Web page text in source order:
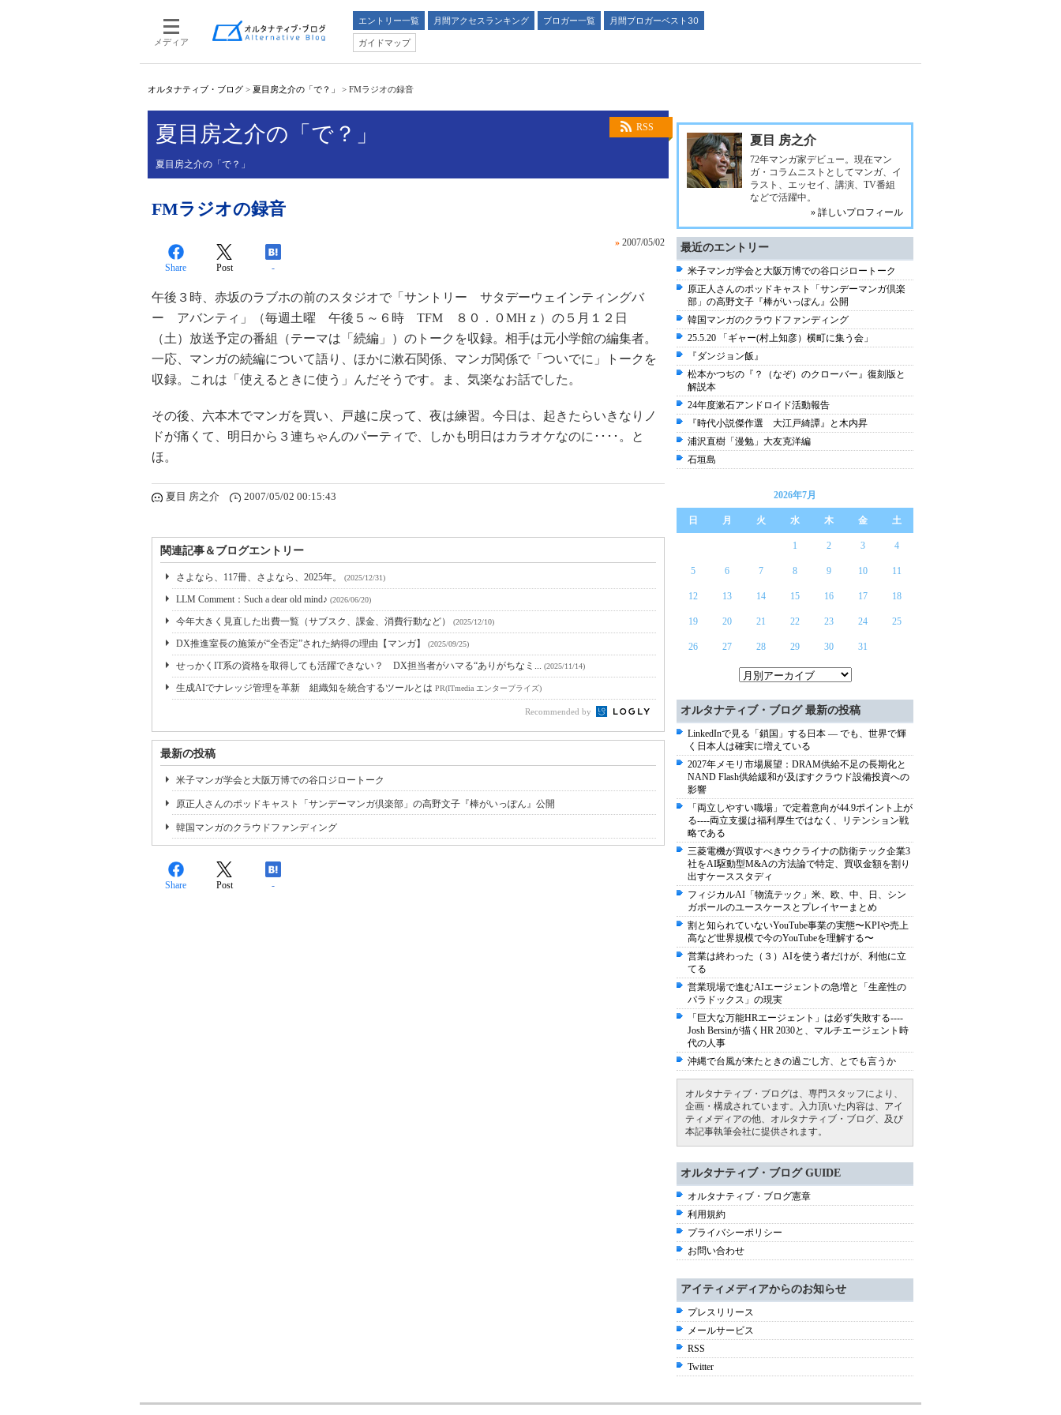
メディア
エントリー一覧 月間アクセスランキング ブロガー一覧
月間ブロガーベスト30
ガイドマップ
オルタナティブ・ブログ > 夏目房之介の「で？」 > FMラジオの録音
RSS
夏目房之介の「で？」
夏目房之介の「で？」
FMラジオの録音
» 2007/05/02
Share Post -
午後３時、赤坂のラブホの前のスタジオで「サントリー サタデーウェインティングバ
ー アバンティ」（毎週土曜 午後５～６時 TFM ８０．０MHｚ）の５月１２日
（土）放送予定の番組（テーマは「続編」）のトークを収録。相手は元小学館の編集者。
一応、マンガの続編について語り、ほかに漱石関係、マンガ関係で「ついでに」トークを
収録。これは「使えるときに使う」んだそうです。ま、気楽なお話でした。
その後、六本木でマンガを買い、戸越に戻って、夜は練習。今日は、起きたらいきなりノ
ドが痛くて、明日から３連ちゃんのパーティで、しかも明日はカラオケなのに････。と
ほ。
夏目 房之介 2007/05/02 00:15:43
関連記事＆ブログエントリー
さよなら、117冊、さよなら、2025年。 (2025/12/31)
LLM Comment：Such a dear old mind♪ (2026/06/20)
今年大きく見直した出費一覧（サブスク、課金、消費行動など） (2025/12/10)
DX推進室長の施策が“全否定”された納得の理由【マンガ】 (2025/09/25)
せっかくIT系の資格を取得しても活躍できない？ DX担当者がハマる“ありがちなミ... (2025/11/14)
生成AIでナレッジ管理を革新 組織知を統合するツールとは PR(ITmedia エンタープライズ)
Recommended by
最新の投稿
米子マンガ学会と大阪万博での谷口ジロートーク
原正人さんのポッドキャスト「サンデーマンガ倶楽部」の高野文子『棒がいっぽん』公開
韓国マンガのクラウドファンディング
Share Post -
夏目 房之介
72年マンガ家デビュー。現在マン
ガ・コラムニストとしてマンガ、イ
ラスト、エッセイ、講演、TV番組
などで活躍中。
» 詳しいプロフィール
最近のエントリー
米子マンガ学会と大阪万博での谷口ジロートーク
原正人さんのポッドキャスト「サンデーマンガ倶楽
部」の高野文子『棒がいっぽん』公開
韓国マンガのクラウドファンディング
25.5.20 「ギャー(村上知彦）横町に集う会」
『ダンジョン飯』
松本かつぢの『？（なぞ）のクローバー』復刻版と
解説本
24年度漱石アンドロイド活動報告
『時代小説傑作選 大江戸綺譚』と木内昇
浦沢直樹「漫勉」大友克洋編
石垣島
2026年7月
日 月 火 水 木 金 土
1 2 3 4
5 6 7 8 9 10 11
12 13 14 15 16 17 18
19 20 21 22 23 24 25
26 27 28 29 30 31
オルタナティブ・ブログ 最新の投稿
LinkedInで見る「鎖国」する日本 ― でも、世界で輝
く日本人は確実に増えている
2027年メモリ市場展望：DRAM供給不足の長期化と
NAND Flash供給緩和が及ぼすクラウド設備投資への
影響
「両立しやすい職場」で定着意向が44.9ポイント上が
る----両立支援は福利厚生ではなく、リテンション戦
略である
三菱電機が買収すべきウクライナの防衛テック企業3
社をAI駆動型M&Aの方法論で特定、買収金額を割り
出すケーススタディ
フィジカルAI「物流テック」米、欧、中、日、シン
ガポールのユースケースとプレイヤーまとめ
割と知られていないYouTube事業の実態〜KPIや売上
高など世界規模で今のYouTubeを理解する〜
営業は終わった（３）AIを使う者だけが、利他に立
てる
営業現場で進むAIエージェントの急増と「生産性の
パラドックス」の現実
「巨大な万能HRエージェント」は必ず失敗する----
Josh Bersinが描くHR 2030と、マルチエージェント時
代の人事
沖縄で台風が来たときの過ごし方、とでも言うか
オルタナティブ・ブログは、専門スタッフにより、
企画・構成されています。入力頂いた内容は、アイ
ティメディアの他、オルタナティブ・ブログ、及び
本記事執筆会社に提供されます。
オルタナティブ・ブログ GUIDE
オルタナティブ・ブログ憲章
利用規約
プライバシーポリシー
お問い合わせ
アイティメディアからのお知らせ
プレスリリース
メールサービス
RSS
Twitter